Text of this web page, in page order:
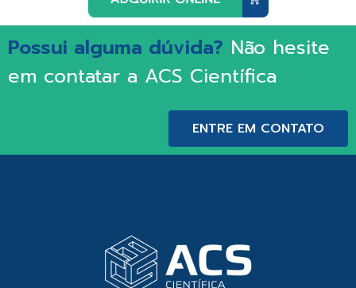
Possui alguma dúvida? Não hesite
em contatar a ACS Científica
ENTRE EM CONTATO